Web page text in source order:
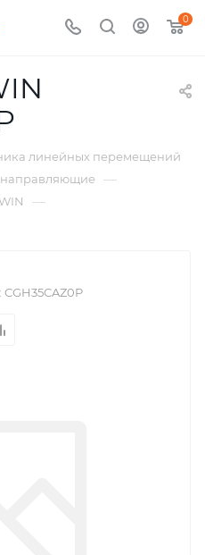
0
линейных перемещений
—
—
CGH35CAZ0P